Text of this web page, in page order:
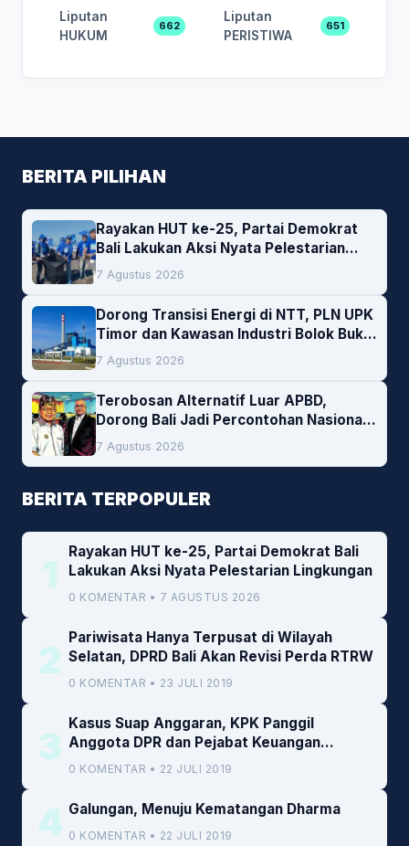
Liputan
HUKUM
662
Liputan
PERISTIWA
651
BERITA PILIHAN
Rayakan HUT ke-25, Partai Demokrat
Bali Lakukan Aksi Nyata Pelestarian
Lingkungan
7 Agustus 2026
Dorong Transisi Energi di NTT, PLN UPK
Timor dan Kawasan Industri Bolok Buka
Peluang Investasi Woodchip untuk
Cofiring PLTU Bolok
7 Agustus 2026
Terobosan Alternatif Luar APBD,
Dorong Bali Jadi Percontohan Nasional
Pembiayaan Daerah
7 Agustus 2026
BERITA TERPOPULER
1
Rayakan HUT ke-25, Partai Demokrat Bali
Lakukan Aksi Nyata Pelestarian Lingkungan
0 KOMENTAR • 7 AGUSTUS 2026
2
Pariwisata Hanya Terpusat di Wilayah
Selatan, DPRD Bali Akan Revisi Perda RTRW
0 KOMENTAR • 23 JULI 2019
3
Kasus Suap Anggaran, KPK Panggil
Anggota DPR dan Pejabat Keuangan
Kemenkeu
0 KOMENTAR • 22 JULI 2019
4 Galungan, Menuju Kematangan Dharma
0 KOMENTAR • 22 JULI 2019